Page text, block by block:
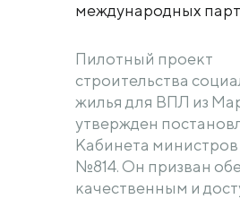
международных
Пилотный проект
строительства
жилья для ВПЛ из
утвержден
Кабинета
№814. Он призван
качественным и